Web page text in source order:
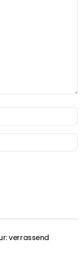
verrassend